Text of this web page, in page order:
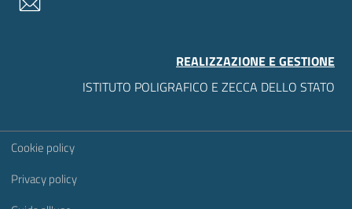
REALIZZAZIONE E GESTIONE
ISTITUTO POLIGRAFICO E ZECCA DELLO STATO
Sezione Link Utili
Cookie policy
Privacy policy